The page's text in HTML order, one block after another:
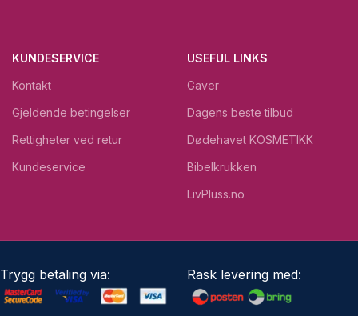
KUNDESERVICE
Kontakt
Gjeldende betingelser
Rettigheter ved retur
Kundeservice
USEFUL LINKS
Gaver
Dagens beste tilbud
Dødehavet KOSMETIKK
Bibelkrukken
LivPluss.no
Trygg betaling via: Rask levering med: